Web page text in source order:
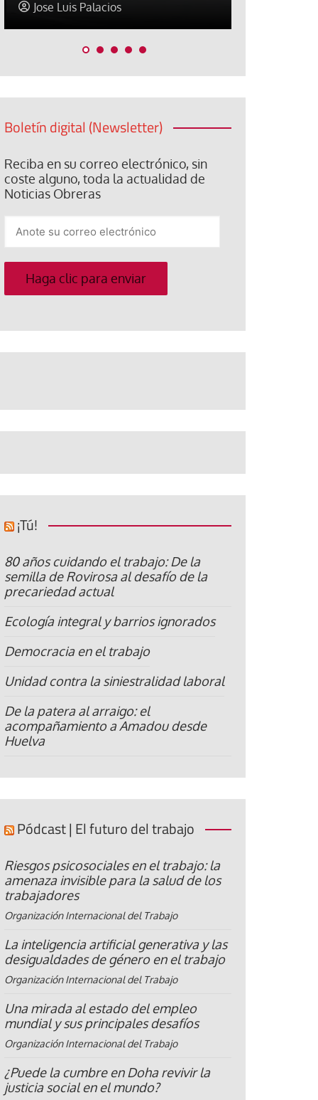
Paco (Quisco) Vicente
Boletín digital (Newsletter)
Reciba en su correo electrónico, sin
coste alguno, toda la actualidad de
Noticias Obreras
su
correo
electrónico
Haga clic para enviar
¡Tú!
80 años cuidando el trabajo: De la
semilla de Rovirosa al desafío de la
precariedad actual
Ecología integral y barrios ignorados
Democracia en el trabajo
Unidad contra la siniestralidad laboral
De la patera al arraigo: el
acompañamiento a Amadou desde
Huelva
Pódcast | El futuro del trabajo
Riesgos psicosociales en el trabajo: la
amenaza invisible para la salud de los
trabajadores
Organización Internacional del Trabajo
La inteligencia artificial generativa y las
desigualdades de género en el trabajo
Organización Internacional del Trabajo
Una mirada al estado del empleo
mundial y sus principales desafíos
Organización Internacional del Trabajo
¿Puede la cumbre en Doha revivir la
justicia social en el mundo?